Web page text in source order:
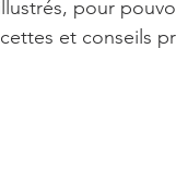
pour
et conseils